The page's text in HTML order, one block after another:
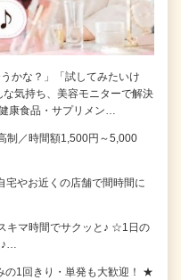
かな？」「試してみたいけ
気持ち、美容モニターで解決
康食品・サプリメン…
制／時間額1,500円～5,000
やお近くの店舗で間時間に
キマ時間でサクッと♪ ☆1日の
♪…
の1回きり・単発も大歓迎！ ★